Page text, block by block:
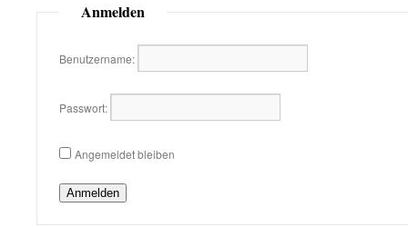
Anmelden
Benutzername:
Passwort:
Angemeldet bleiben
Anmelden